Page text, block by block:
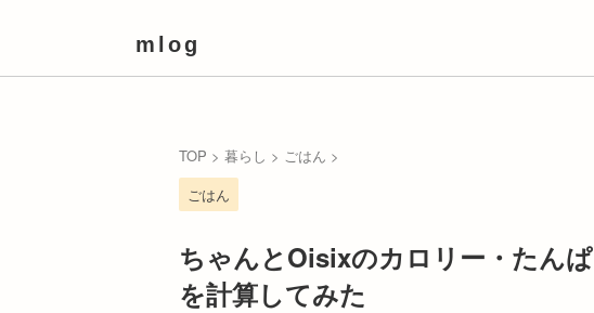
mlog
TOP > 暮らし > ごはん >
ごはん
ちゃんとOisixのカロリー・たん
を計算してみた